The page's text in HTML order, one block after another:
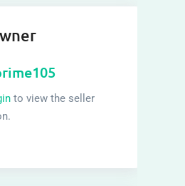
to view the seller